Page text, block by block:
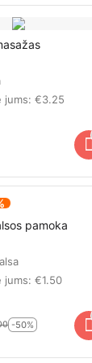
jums: €3.25
pamoka
jums: €1.50
-50%